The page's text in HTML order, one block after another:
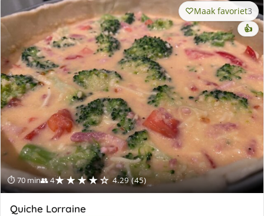
⏱ 70 min👥 4★★★★☆ 4.29 (45)
Maak favoriet3
👍
Quiche Lorraine